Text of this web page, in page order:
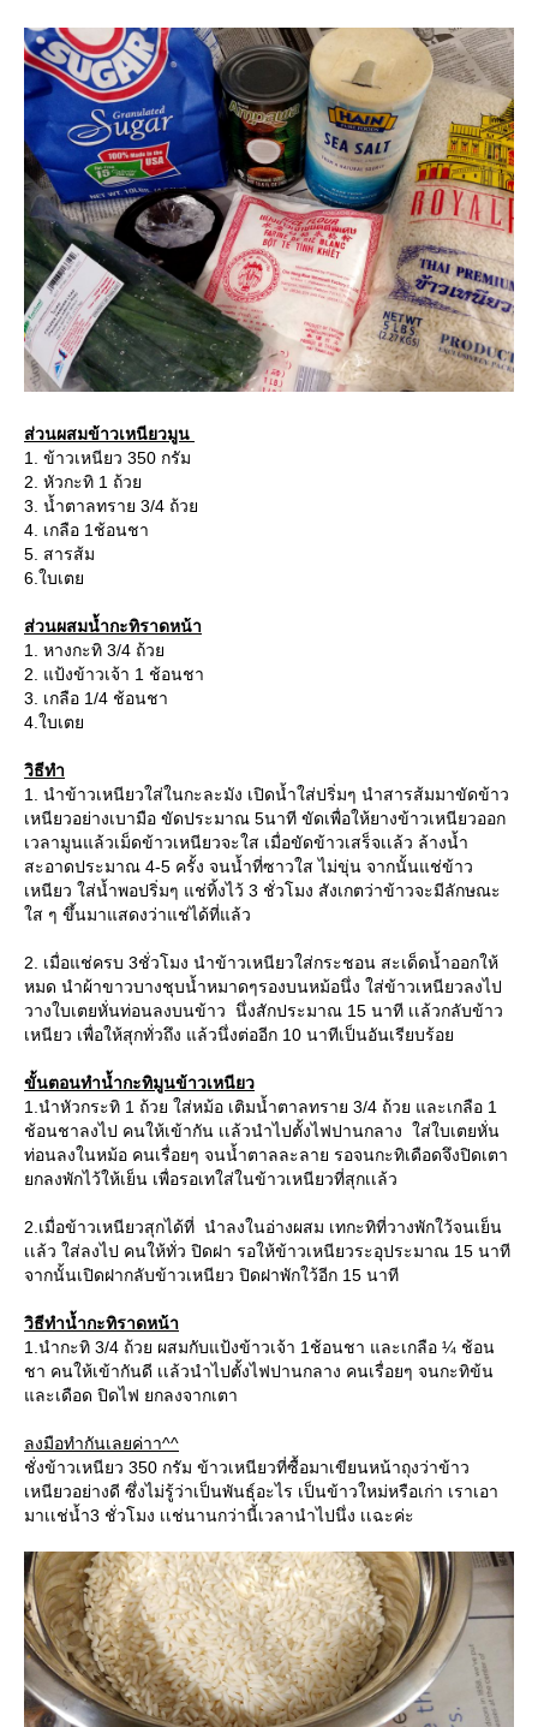
ส่วนผสมข้าวเหนียวมูน
1. ข้าวเหนียว 350 กรัม
2. หัวกะทิ 1 ถ้วย
3. น้ำตาลทราย 3/4 ถ้วย
4. เกลือ 1ช้อนชา
5. สารส้ม
6.ใบเตย
ส่วนผสมน้ำกะทิราดหน้า
1. หางกะทิ 3/4 ถ้วย
2. แป้งข้าวเจ้า 1 ช้อนชา
3. เกลือ 1/4 ช้อนชา
4.ใบเตย
วิธีทำ
1. นำข้าวเหนียวใส่ในกะละมัง เปิดน้ำใส่ปริ่มๆ นำสารส้มมาขัดข้าว
เหนียวอย่างเบามือ ขัดประมาณ 5นาที ขัดเพื่อให้ยางข้าวเหนียวออก
เวลามูนแล้วเม็ดข้าวเหนียวจะใส เมื่อขัดข้าวเสร็จเเล้ว ล้างน้ำ
สะอาดประมาณ 4-5 ครั้ง จนน้ำที่ซาวใส ไม่ขุ่น จากนั้นแช่ข้าว
เหนียว ใส่น้ำพอปริ่มๆ แช่ทิ้งไว้ 3 ชั่วโมง สังเกตว่าข้าวจะมีลักษณะ
ใส ๆ ขึ้นมาแสดงว่าแช่ได้ที่แล้ว
2. เมื่อแช่ครบ 3ชั่วโมง นำข้าวเหนียวใส่กระชอน สะเด็ดน้ำออกให้
หมด นำผ้าขาวบางชุบน้ำหมาดๆรองบนหม้อนึ่ง ใส่ข้าวเหนียวลงไป
วางใบเตยหั่นท่อนลงบนข้าว นึ่งสักประมาณ 15 นาที เเล้วกลับข้าว
เหนียว เพื่อให้สุกทั่วถึง แล้วนึ่งต่ออีก 10 นาทีเป็นอันเรียบร้อย
ขั้นตอนทำน้ำกะทิมูนข้าวเหนียว
1.นำหัวกระทิ 1 ถ้วย ใส่หม้อ เติมน้ำตาลทราย 3/4 ถ้วย และเกลือ 1
ช้อนชาลงไป คนให้เข้ากัน เเล้วนำไปตั้งไฟปานกลาง ใส่ใบเตยหั่น
ท่อนลงในหม้อ คนเรื่อยๆ จนน้ำตาลละลาย รอจนกะทิเดือดจึงปิดเตา
ยกลงพักไว้ให้เย็น เพื่อรอเทใส่ในข้าวเหนียวที่สุกเเล้ว
2.เมื่อข้าวเหนียวสุกได้ที่ นำลงในอ่างผสม เทกะทิที่วางพักใว้จนเย็น
เเล้ว ใส่ลงไป คนให้ทั่ว ปิดฝา รอให้ข้าวเหนียวระอุประมาณ 15 นาที
จากนั้นเปิดฝากลับข้าวเหนียว ปิดฝาพักใว้อีก 15 นาที
วิธีทำน้ำกะทิราดหน้า
1.นำกะทิ 3/4 ถ้วย ผสมกับแป้งข้าวเจ้า 1ช้อนชา และเกลือ ¼ ช้อน
ชา คนให้เข้ากันดี เเล้วนำไปตั้งไฟปานกลาง คนเรื่อยๆ จนกะทิข้น
และเดือด ปิดไฟ ยกลงจากเตา
ลงมือทำกันเลยค่าา^^
ชั่งข้าวเหนียว 350 กรัม ข้าวเหนียวที่ซื้อมาเขียนหน้าถุงว่าข้าว
เหนียวอย่างดี ซึ่งไม่รู้ว่าเป็นพันธุ์อะไร เป็นข้าวใหม่หรือเก่า เราเอา
มาเเช่น้ำ3 ชั่วโมง เเช่นานกว่านี้เวลานำไปนึ่ง เเฉะค่ะ